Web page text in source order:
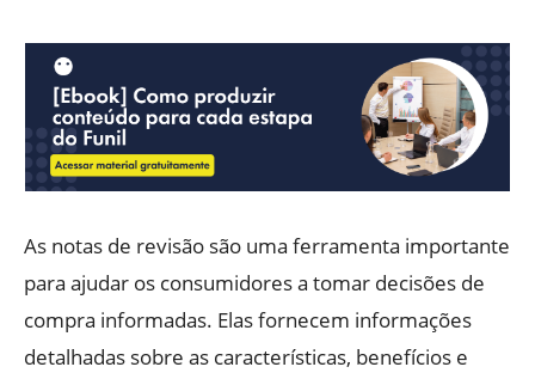
As notas de revisão são uma ferramenta importante
para ajudar os consumidores a tomar decisões de
compra informadas. Elas fornecem informações
detalhadas sobre as características, benefícios e